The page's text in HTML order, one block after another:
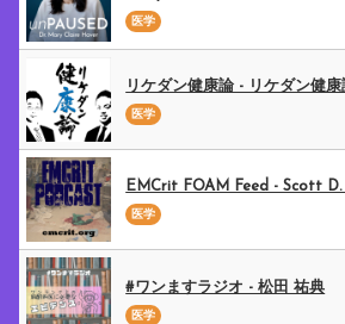
医学
リケダン健康論 - リケダン健康
医学
EMCrit FOAM Feed - Scott
医学
#ワンますラジオ - 松田 祐典
医学